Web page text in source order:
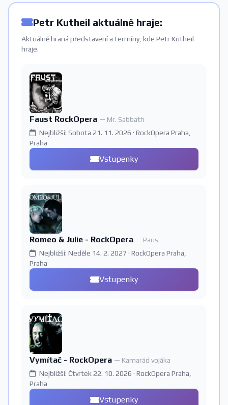
Petr Kutheil aktuálně hraje:
Aktuálně hraná představení a termíny, kde Petr Kutheil
hraje.
Faust RockOpera — Mr. Sabbath
Nejbližší: Sobota 21. 11. 2026 · RockOpera Praha,
Praha
Vstupenky
Romeo & Julie - RockOpera — Paris
Nejbližší: Neděle 14. 2. 2027 · RockOpera Praha,
Praha
Vstupenky
Vymítač - RockOpera — Kamarád vojáka
Nejbližší: Čtvrtek 22. 10. 2026 · RockOpera Praha,
Praha
Vstupenky